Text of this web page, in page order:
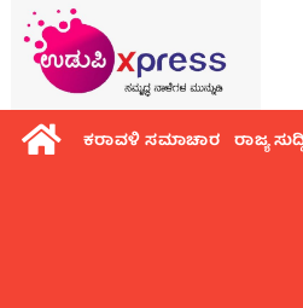
ಕರಾವಳಿ ಸಮಾಚಾರ ರಾಜ್ಯ